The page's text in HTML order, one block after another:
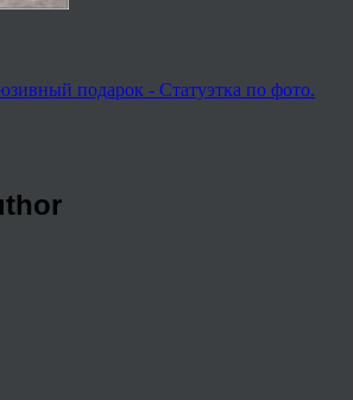
подарок - Статуэтка по фото.